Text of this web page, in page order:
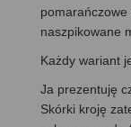
pomarańczowe
naszpikowane
Każdy wariant
Ja prezentuję
Skórki kroję